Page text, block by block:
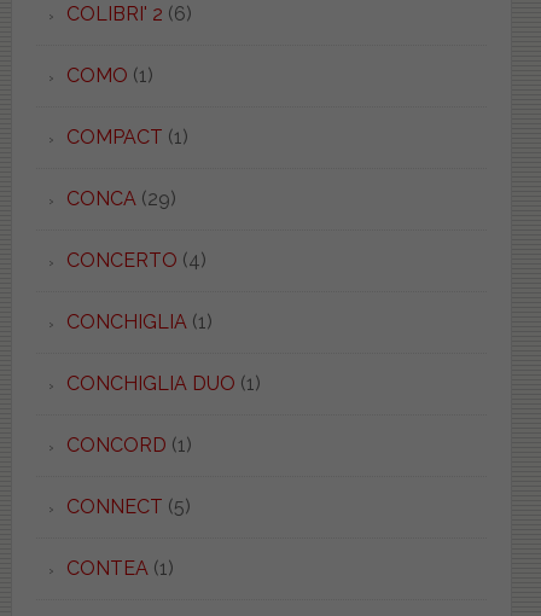
COLIBRI' 2 (6)
COMO (1)
COMPACT (1)
CONCA (29)
CONCERTO (4)
CONCHIGLIA (1)
CONCHIGLIA DUO (1)
CONCORD (1)
CONNECT (5)
CONTEA (1)